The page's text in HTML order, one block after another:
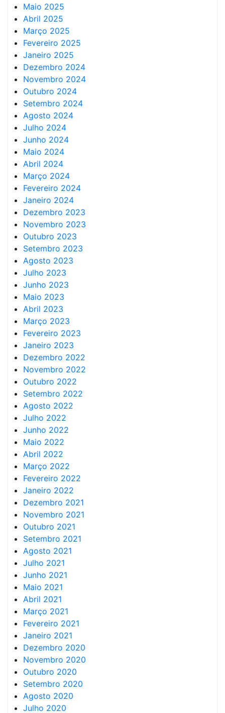
Maio 2025
Abril 2025
Março 2025
Fevereiro 2025
Janeiro 2025
Dezembro 2024
Novembro 2024
Outubro 2024
Setembro 2024
Agosto 2024
Julho 2024
Junho 2024
Maio 2024
Abril 2024
Março 2024
Fevereiro 2024
Janeiro 2024
Dezembro 2023
Novembro 2023
Outubro 2023
Setembro 2023
Agosto 2023
Julho 2023
Junho 2023
Maio 2023
Abril 2023
Março 2023
Fevereiro 2023
Janeiro 2023
Dezembro 2022
Novembro 2022
Outubro 2022
Setembro 2022
Agosto 2022
Julho 2022
Junho 2022
Maio 2022
Abril 2022
Março 2022
Fevereiro 2022
Janeiro 2022
Dezembro 2021
Novembro 2021
Outubro 2021
Setembro 2021
Agosto 2021
Julho 2021
Junho 2021
Maio 2021
Abril 2021
Março 2021
Fevereiro 2021
Janeiro 2021
Dezembro 2020
Novembro 2020
Outubro 2020
Setembro 2020
Agosto 2020
Julho 2020